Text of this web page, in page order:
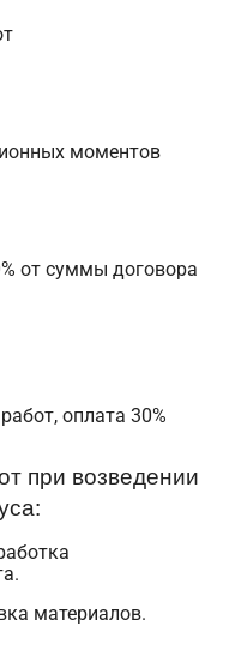
моментов
от суммы договора
оплата 30%
при возведении
материалов.